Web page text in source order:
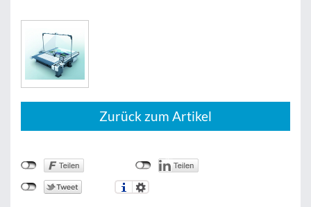
Zurück zum Artikel